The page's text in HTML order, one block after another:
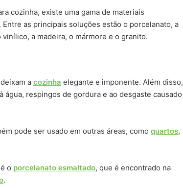
cozinha, existe uma gama de materiais
as principais soluções estão o porcelanato, a
a madeira, o mármore e o granito.
a cozinha elegante e imponente. Além disso,
água, respingos de gordura e ao desgaste causado
pode ser usado em outras áreas, como quartos,
o porcelanato esmaltado, que é encontrado na
.